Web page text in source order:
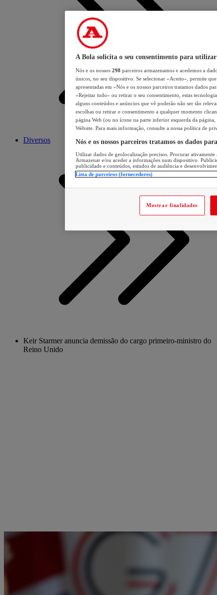
Diversos
Keir Starmer anuncia demissão do cargo primeiro-ministro do
Reino Unido
A Bola solicita o seu consentimento para utilizar
Nós e os nossos 298 parceiros armazenamos e acedemos a
únicos, no seu dispositivo. Se selecionar «Aceito», permite
apresentadas em «Nós e os nossos parceiros tratamos dados
«Rejeitar tudo» ou retirar o seu consentimento, estas
alguns conteúdos e anúncios que vê poderão não ser tão
escolhas ou retirar o consentimento a qualquer momento
página Web (ou no ícone na parte inferior esquerda da página,
Website. Para mais informação, consulte a nossa política de
Nós e os nossos parceiros tratamos os dados
Utilizar dados de geolocalização precisos. Procurar
Armazenar e/ou aceder a informações num dispositivo.
publicidade e conteúdos, estudos de audiência e
Lista de parceiros (fornecedores)
Mostrar finalidades